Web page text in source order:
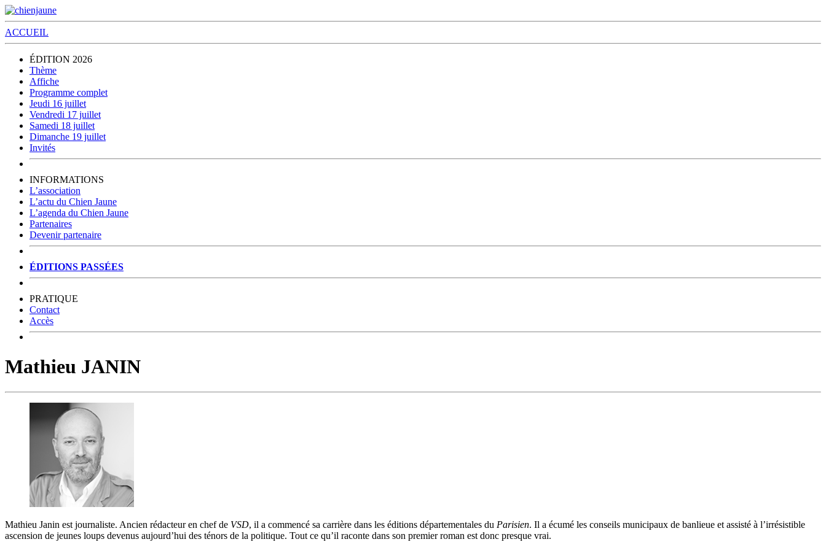
ACCUEIL
ÉDITION 2026
Thème
Affiche
Programme complet
Jeudi 16 juillet
Vendredi 17 juillet
Samedi 18 juillet
Dimanche 19 juillet
Invités
INFORMATIONS
L’association
L’actu du Chien Jaune
L’agenda du Chien Jaune
Partenaires
Devenir partenaire
ÉDITIONS PASSÉES
PRATIQUE
Contact
Accès
Mathieu JANIN
Mathieu Janin est journaliste. Ancien rédacteur en chef de VSD, il a commencé sa carrière dans les éditions départementales du Parisien. Il a écumé les conseils municipaux de banlieue et assisté à l’irrésistible
ascension de jeunes loups devenus aujourd’hui des ténors de la politique. Tout ce qu’il raconte dans son premier roman est donc presque vrai.